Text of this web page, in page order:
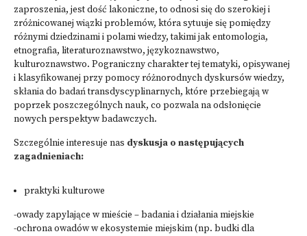
zaproszenia, jest dość lakoniczne, to odnosi się do szerokiej i
zróżnicowanej wiązki problemów, która sytuuje się pomiędzy
różnymi dziedzinami i polami wiedzy, takimi jak entomologia,
etnografia, literaturoznawstwo, językoznawstwo,
kulturoznawstwo. Pograniczny charakter tej tematyki, opisywanej
i klasyfikowanej przy pomocy różnorodnych dyskursów wiedzy,
skłania do badań transdyscyplinarnych, które przebiegają w
poprzek poszczególnych nauk, co pozwala na odsłonięcie
nowych perspektyw badawczych.
Szczególnie interesuje nas dyskusja o następujących
zagadnieniach:
praktyki kulturowe
-owady zapylające w mieście – badania i działania miejskie
-ochrona owadów w ekosystemie miejskim (np. budki dla